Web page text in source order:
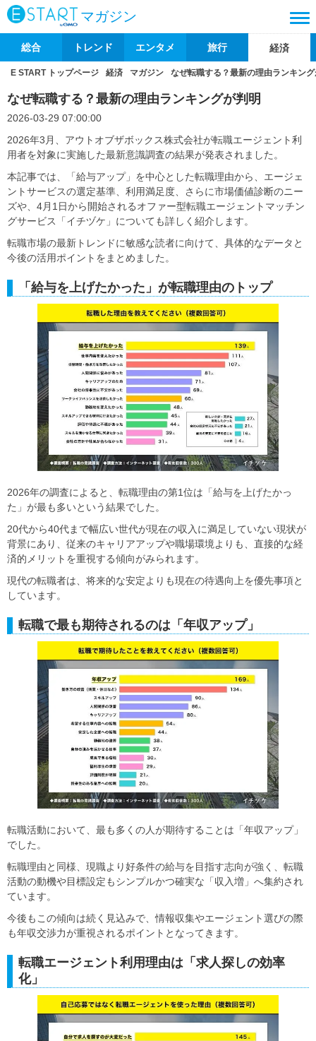
マガジン
総合 トレンド エンタメ 旅行 経済
E START トップページ 経済 マガジン なぜ転職する？最新の理由ランキン
なぜ転職する？最新の理由ランキングが判明
2026-03-29 07:00:00
2026年3月、アウトオブザボックス株式会社が転職エージェント利
用者を対象に実施した最新意識調査の結果が発表されました。
本記事では、「給与アップ」を中心とした転職理由から、エージェ
ントサービスの選定基準、利用満足度、さらに市場価値診断のニー
ズや、4月1日から開始されるオファー型転職エージェントマッチン
グサービス「イチヅケ」についても詳しく紹介します。
転職市場の最新トレンドに敏感な読者に向けて、具体的なデータと
今後の活用ポイントをまとめました。
「給与を上げたかった」が転職理由のトップ
2026年の調査によると、転職理由の第1位は「給与を上げたかっ
た」が最も多いという結果でした。
20代から40代まで幅広い世代が現在の収入に満足していない現状が
背景にあり、従来のキャリアアップや職場環境よりも、直接的な経
済的メリットを重視する傾向がみられます。
現代の転職者は、将来的な安定よりも現在の待遇向上を優先事項と
しています。
転職で最も期待されるのは「年収アップ」
転職活動において、最も多くの人が期待することは「年収アップ」
でした。
転職理由と同様、現職より好条件の給与を目指す志向が強く、転職
活動の動機や目標設定もシンプルかつ確実な「収入増」へ集約され
ています。
今後もこの傾向は続く見込みで、情報収集やエージェント選びの際
も年収交渉力が重視されるポイントとなってきます。
転職エージェント利用理由は「求人探しの効率
化」